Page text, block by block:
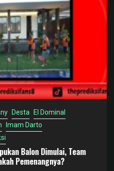
Desta El Dominal
Imam Darto
Balon Dimulai, Team
Pemenangnya?